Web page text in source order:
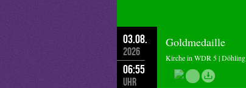
03.08.
2026
06:55
Uhr
Goldmedaille
Kirche in WDR 5 | Döhling